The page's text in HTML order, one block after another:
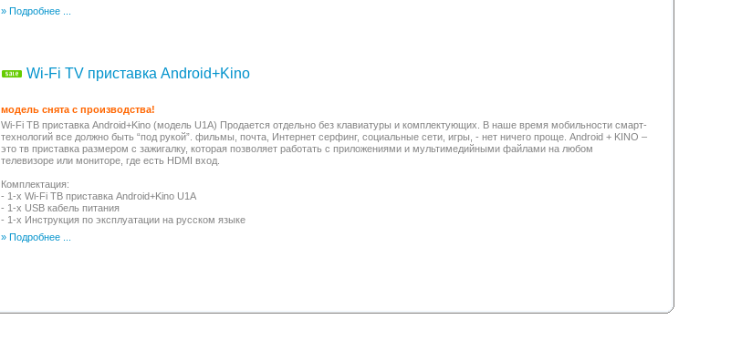
» Подробнее ...
Wi-Fi TV приставка Android+Kino
модель снята с производства!
Wi-Fi ТВ приставка Android+Kino (модель U1A) Продается отдельно без клавиатуры и комплектующих. В наше время мобильности смарт-
технологий все должно быть “под рукой”. фильмы, почта, Интернет серфинг, социальные сети, игры, - нет ничего проще. Android + KINO –
это тв приставка размером с зажигалку, которая позволяет работать с приложениями и мультимедийными файлами на любом
телевизоре или мониторе, где есть HDMI вход.
Комплектация:
- 1-x Wi-Fi ТВ приставка Android+Kino U1A
- 1-x USB кабель питания
- 1-x Инструкция по эксплуатации на русском языке
» Подробнее ...